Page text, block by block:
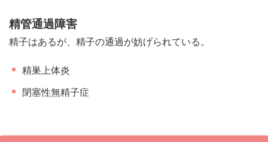
精管通過障害
精子はあるが、精子の通過が妨げられている。
精巣上体炎
閉塞性無精子症